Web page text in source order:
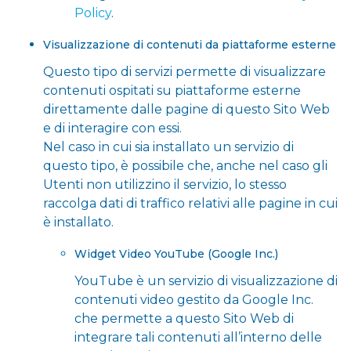
Policy.
Visualizzazione di contenuti da piattaforme esterne
Questo tipo di servizi permette di visualizzare
contenuti ospitati su piattaforme esterne
direttamente dalle pagine di questo Sito Web
e di interagire con essi.
Nel caso in cui sia installato un servizio di
questo tipo, è possibile che, anche nel caso gli
Utenti non utilizzino il servizio, lo stesso
raccolga dati di traffico relativi alle pagine in cui
è installato.
Widget Video YouTube (Google Inc.)
YouTube è un servizio di visualizzazione di
contenuti video gestito da Google Inc.
che permette a questo Sito Web di
integrare tali contenuti all’interno delle